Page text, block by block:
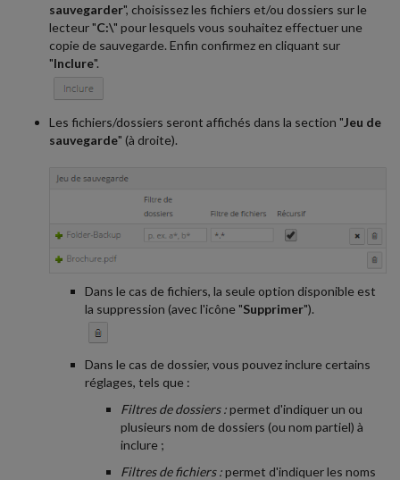
sauvegarder", choisissez les fichiers et/ou dossiers sur le
lecteur "C:\" pour lesquels vous souhaitez effectuer une
copie de sauvegarde. Enfin confirmez en cliquant sur
"Inclure".
Les fichiers/dossiers seront affichés dans la section "Jeu de
sauvegarde" (à droite).
Dans le cas de fichiers, la seule option disponible est
la suppression (avec l'icône "Supprimer").
Dans le cas de dossier, vous pouvez inclure certains
réglages, tels que :
Filtres de dossiers :permet d'indiquer un ou
plusieurs nom de dossiers (ou nom partiel) à
inclure ;
Filtres de fichiers :permet d'indiquer les noms